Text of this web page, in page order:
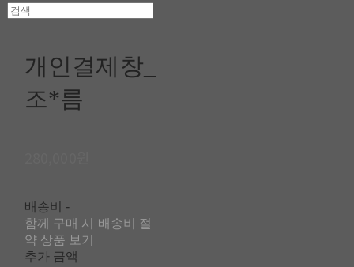
개인결제창_
조*름
배송비 -
함께 구매 시 배송비 절
약 상품 보기
추가 금액